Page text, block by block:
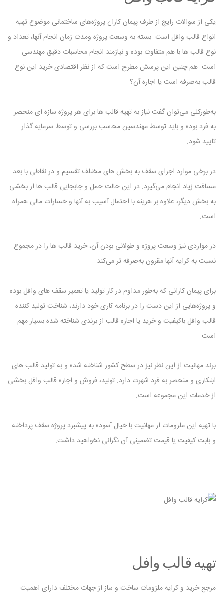
یکی از سوالات رایج از طرف پیمان کاران پروژه‌های ساختمانی موضوع تهیه
انواع قالب وافل است. بسته به وسعت پروژه ومدت زمان انجام آنها، تعداد و
نوع قالب ‌ها با هم متفاوت بوده و نیازمند انجام محاسبات دقیق مهندسی
است. هم ‌چنین این پرسش مطرح است که از نظر اقتصادی خرید این نوع
قالب به‌صرفه است یا اجاره آن؟
به‌طورکلی می‌توان گفت نیاز به تهیه قالب ‌ها برای هر پروژه ‌سازه‌ ای منحصر
به ‌فرد بوده و باید توسط مهندسین محاسب بررسی و توسط سرمایه‌ گذار
تایید شود.
در برخی موارد اجرای سقف به بخش‌ های مختلف تقسیم و در نقاطی با بعد
مسافت زیاد انجام می‌گیرد. در این حالت حمل و جابجایی قالب‌ ها از بخشی
به بخش دیگر، علاوه بر هزینه با احتمال آسیب به آنها و خسارات مالی همراه
است.
در مواردی نیز وسعت پروژه و طولانی بودن آن، خرید قالب ‌ها را در مجموع
نسبت به کرایه آنها مقرون به‌صرفه ‌تر می‌کند.
برای پیمان کارانی که به‌طور مداوم در کار تولید یا تعمیر سقف ‌های وافل بوده
و پروژه‌هایی از این دست را در برنامه کاری خود دارند، شناخت تولید کننده
قالب وافل باکیفیت و خرید یا اجاره قالب از برندی شناخته شده بسیار مهم
است.
برند مهانیت از این نظر نیز در سطح کشور شناخته شده و به تولید قالب‌ های
ابتکاری و منحصر به ‌فرد شهرت دارد. تولید، فروش و اجاره قالب وافل بخشی
از خدمات این مجموعه است.
با تهیه این ملزومات از مهانیت با خیال آسوده به پیشبرد پروژه سقف پرداخته
و بابت کیفیت یا قیمت تضمینی آن نگرانی نخواهید داشت.
تهیه قالب وافل
مرجع خرید و کرایه ملزومات ساخت و ساز از جهات مختلف دارای اهمیت